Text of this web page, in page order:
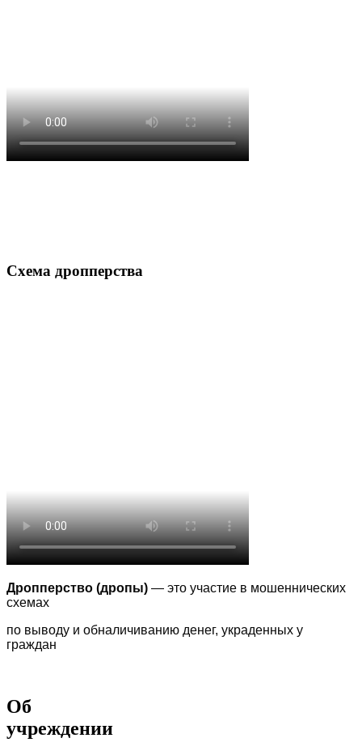
Схема дропперства
Дропперство (дропы) — это участие в мошеннических
схемах
по выводу и обналичиванию денег, украденных у
граждан
Об
учреждении